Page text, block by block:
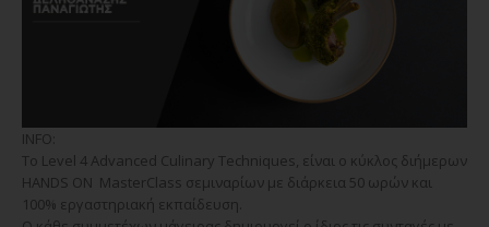
INFO:
Το Level 4 Advanced Culinary Techniques, είναι ο κύκλος διήμερων
HANDS ON MasterClass σεμιναρίων με διάρκεια 50 ωρών και
100% εργαστηριακή εκπαίδευση.